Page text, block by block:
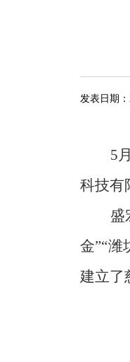
发表日期：
5月
科技有
盛
金”“
建立了